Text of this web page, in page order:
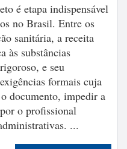
é etapa indispensável
no Brasil. Entre os
sanitária, a receita
às substâncias
e seu
formais cuja
documento, impedir a
o profissional
...